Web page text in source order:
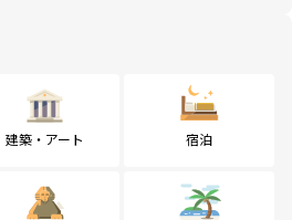
建築・アート 宿泊